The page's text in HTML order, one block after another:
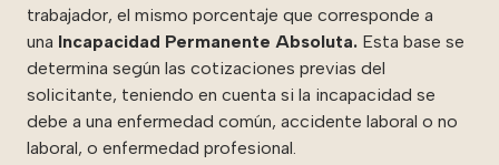
trabajador, el mismo porcentaje que corresponde a
una Incapacidad Permanente Absoluta. Esta base se
determina según las cotizaciones previas del
solicitante, teniendo en cuenta si la incapacidad se
debe a una enfermedad común, accidente laboral o no
laboral, o enfermedad profesional.